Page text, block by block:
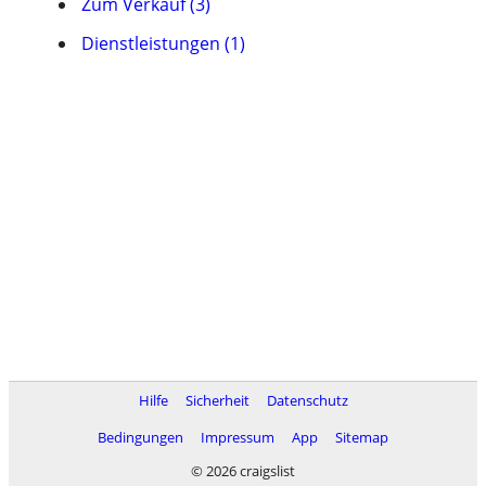
Dienstleistungen (1)
Hilfe Sicherheit
Datenschutz
Bedingungen
Impressum App
Sitemap
© 2026 craigslist